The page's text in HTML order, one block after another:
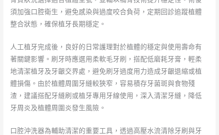
須加強口腔衛生，避免感染與過度咬合負荷，定期回診追蹤植體
整合狀態，確保植牙長期穩定。
人工植牙完成後，良好的日常護理對於植體的穩定與使用壽命有
著關鍵影響。刷牙時應選用柔軟毛牙刷，搭配低磨耗牙膏，輕柔
地清潔植牙及牙齦交界處，避免刷牙過度用力造成牙齦退縮或植
體損傷。由於植體周圍牙縫較狹窄，容易積存牙菌斑與食物殘
渣，建議搭配牙縫刷或植牙專用牙線使用，深入清潔牙縫，降低
牙周炎及植體周圍炎發生風險。
口腔沖洗器為輔助清潔的重要工具，透過高壓水流清除牙刷與牙